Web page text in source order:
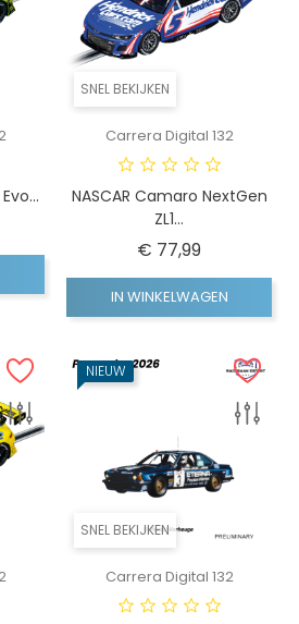
SNEL BEKIJKEN
Carrera Digital 132
NASCAR Camaro NextGen
ZL1...
€ 77,99Prijs
IN WINKELWAGEN
SNEL BEKIJKEN
NIEUW
Carrera Digital 132